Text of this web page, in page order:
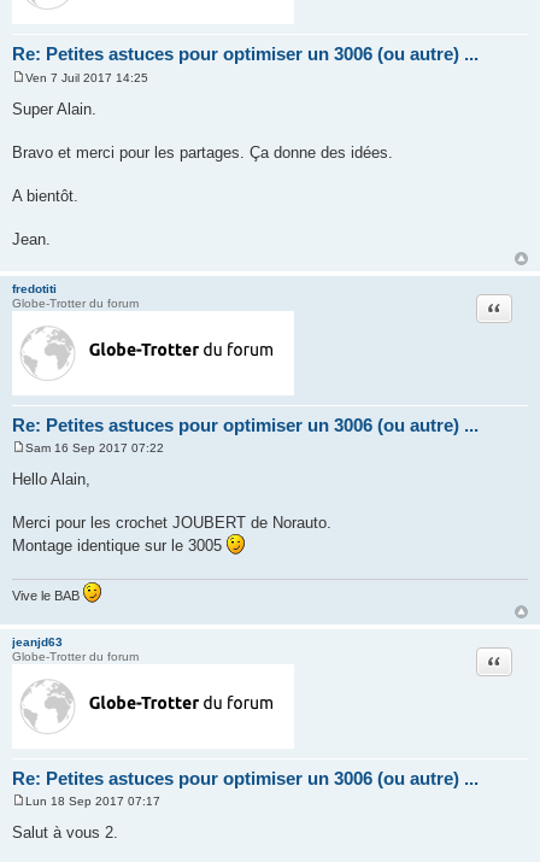
Re: Petites astuces pour optimiser un 3006 (ou autre) ...
s
g
Ven 7 Juil 2017 14:25
Super Alain.
Bravo et merci pour les partages. Ça donne des idées.
A bientôt.
Jean.
fredotiti
Globe-Trotter du forum
Re: Petites astuces pour optimiser un 3006 (ou autre) ...
Citation
e
s
g
e
Sam 16 Sep 2017 07:22
Hello Alain,
Merci pour les crochet JOUBERT de Norauto.
Montage identique sur le 3005
Vive le BAB
jeanjd63
Globe-Trotter du forum
Re: Petites astuces pour optimiser un 3006 (ou autre) ...
Citation
e
s
Lun 18 Sep 2017 07:17
Salut à vous 2.